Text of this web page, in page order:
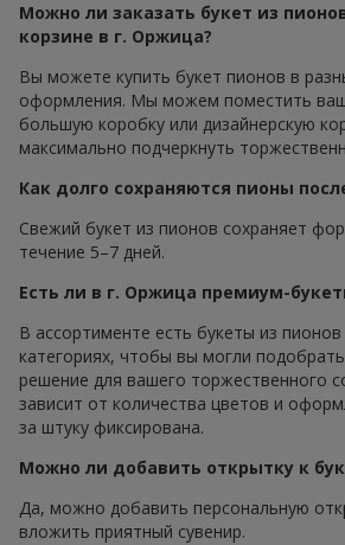
Можно ли заказать букет из
корзине в г. Оржица?
Вы можете купить букет пионов в
оформления. Мы можем поместить
большую коробку или дизайнерскую
максимально подчеркнуть
Как долго сохраняются пионы
Свежий букет из пионов сохраняет
течение 5–7 дней.
Есть ли в г. Оржица премиум-
В ассортименте есть букеты из
категориях, чтобы вы могли
решение для вашего торжественного
зависит от количества цветов и
за штуку фиксирована.
Можно ли добавить открытку к
Да, можно добавить персональную
вложить приятный сувенир.